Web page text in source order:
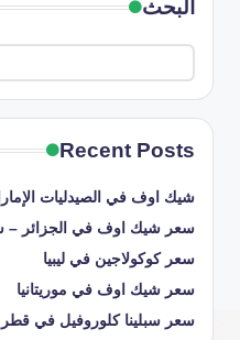
البحث
Recent Posts
شيك اوف في الصيدليات
سعر شيك اوف في الجزائر –
سعر كوكولاجين في ليبيا
سعر شيك اوف في موريتانيا
سعر سبلينا كلوروفيل في قطر 2025